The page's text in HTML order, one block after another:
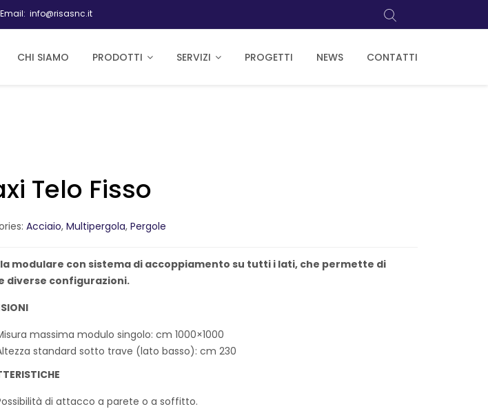
Email: info@risasnc.it
CHI SIAMO PRODOTTI SERVIZI PROGETTI NEWS CONTATTI
Telo Fisso
Acciaio, Multipergola, Pergole
modulare con sistema di accoppiamento su tutti i lati, che permette di
diverse configurazioni.
massima modulo singolo: cm 1000×1000
standard sotto trave (lato basso): cm 230
di attacco a parete o a soffitto.